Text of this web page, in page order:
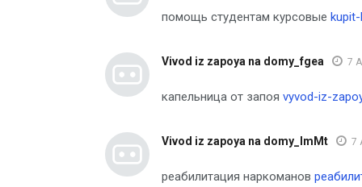
помощь студентам курсовые
Vivod iz zapoya na domy_fgea 7
капельница от запоя vyvod-iz-
Vivod iz zapoya na domy_lmMt 7
реабилитация наркоманов